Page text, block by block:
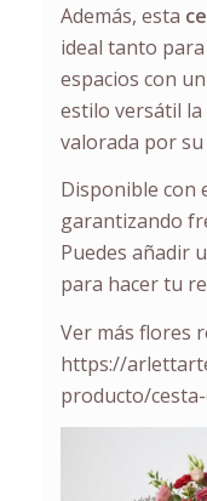
Además, esta
ideal tanto
espacios con
estilo versátil
valorada por su
Disponible con
garantizando
Puedes añadir
para hacer tu
Ver más flores
https://
producto/